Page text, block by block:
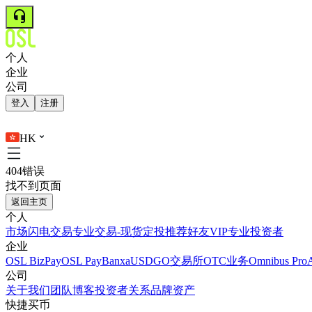
个人
企业
公司
登入 注册
HK
404错误
找不到页面
返回主页
个人
市场闪电交易专业交易-现货定投推荐好友VIP专业投资者
企业
OSL BizPayOSL PayBanxaUSDGO交易所OTC业务Omnibus Pro
公司
关于我们团队博客投资者关系品牌资产
快捷买币